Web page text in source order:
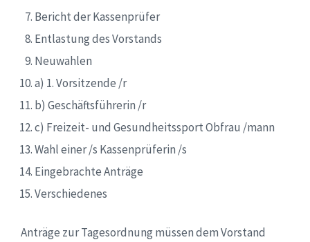
Bericht der Kassenprüfer
Entlastung des Vorstands
Neuwahlen
a) 1. Vorsitzende /r
b) Geschäftsführerin /r
c) Freizeit- und Gesundheitssport Obfrau /mann
Wahl einer /s Kassenprüferin /s
Eingebrachte Anträge
Verschiedenes
Anträge zur Tagesordnung müssen dem Vorstand